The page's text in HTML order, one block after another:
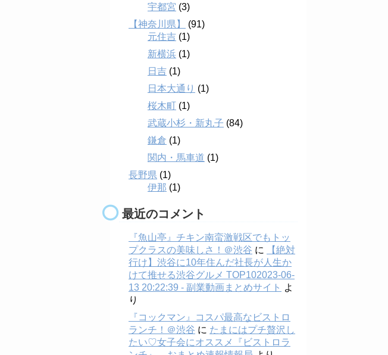
宇都宮 (3)
【神奈川県】
(91)
元住吉 (1)
新横浜 (1)
日吉 (1)
日本大通り (1)
桜木町 (1)
武蔵小杉・新丸子 (84)
鎌倉 (1)
関内・馬車道 (1)
長野県 (1)
伊那 (1)
最近のコメント
『魚山亭』チキン南蛮激戦区でもトッ
プクラスの美味しさ！＠渋谷 に
【絶対
行け】渋谷に10年住んだ社長が人生か
けて推せる渋谷グルメ TOP102023-06-
13 20:22:39 - 副業動画まとめサイト よ
り
『コックマン』コスパ最高なビストロ
ランチ！＠渋谷 に たまにはプチ贅沢し
たい♡女子会にオススメ『ビストロラ